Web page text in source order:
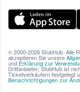
© 2000-2026 StubHub. Alle
akzeptieren Sie unsere
und Erklärung zur
Drittanbieter; StubHub ist
Ticketverkäufern festgelegt
Benachrichtigungen zur